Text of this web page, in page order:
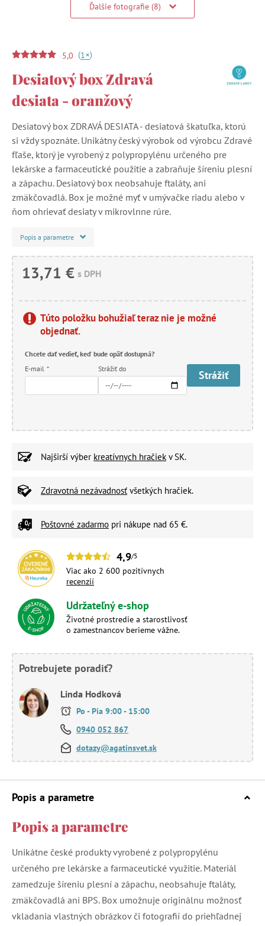
Ďalšie fotografie (8)
5,0 (1+)
Desiatový box Zdravá
desiata - oranžový
Desiatový box ZDRAVÁ DESIATA - desiatová škatuľka, ktorú
si vždy spoznáte. Unikátny český výrobok od výrobcu Zdravé
fľaše, ktorý je vyrobený z polypropylénu určeného pre
lekárske a farmaceutické použitie a zabraňuje šíreniu plesní
a zápachu. Desiatový box neobsahuje ftaláty, ani
zmäkčovadlá. Box je možné myť v umývačke riadu alebo v
ňom ohrievať desiaty v mikrovlnne rúre.
Popis a parametre
13,71 € s DPH
Túto položku bohužiaľ teraz nie je možné
objednať.
Chcete dať vedieť, keď bude opäť dostupná?
E-mail * Strážiť do Strážiť
Najširší výber kreatívnych hračiek v SK.
Zdravotná nezávadnosť všetkých hračiek.
Poštovné zadarmo pri nákupe nad 65 €.
4,9/5
Viac ako 2 600 pozitívnych
recenzií
Udržateľný e-shop
Životné prostredie a starostlivosť
o zamestnancov berieme vážne.
Potrebujete poradiť?
Linda Hodková
Po - Pia 9:00 - 15:00
0940 052 867
dotazy@agatinsvet.sk
Popis a parametre
Popis a parametre
Unikátne české produkty vyrobené z polypropylénu
určeného pre lekárske a farmaceutické využitie. Materiál
zamedzuje šíreniu plesní a zápachu, neobsahuje ftaláty,
zmäkčovadlá ani BPS. Box umožnuje originálnu možnosť
vkladania vlastných obrázkov či fotografií do priehľadnej